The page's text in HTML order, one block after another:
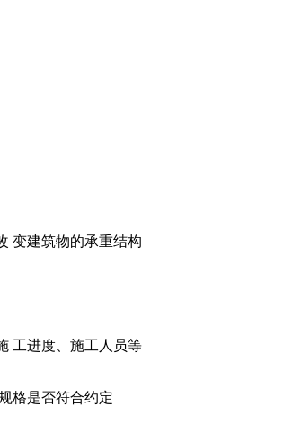
变建筑物的承重结构
工进度、施工人员等
格是否符合约定